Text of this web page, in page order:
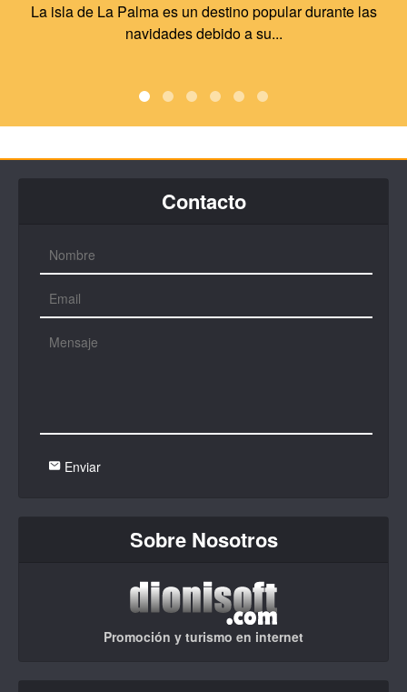
La isla de La Palma es un destino popular durante las
navidades debido a su...
Contacto
Enviar
Sobre Nosotros
Promoción y turismo en internet